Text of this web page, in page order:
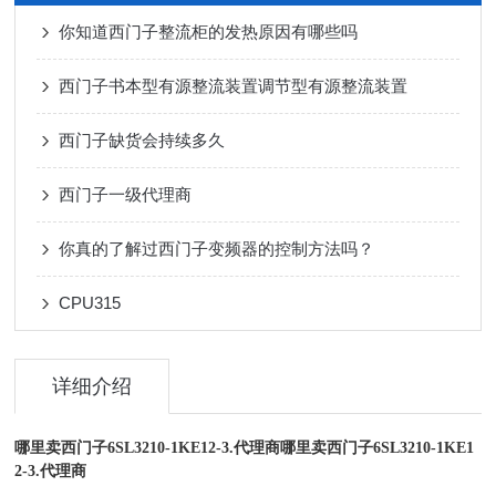
你知道西门子整流柜的发热原因有哪些吗
西门子书本型有源整流装置调节型有源整流装置
西门子缺货会持续多久
西门子一级代理商
你真的了解过西门子变频器的控制方法吗？
CPU315
详细介绍
哪里卖西门子6SL3210-1KE12-3.代理商哪里卖西门子6SL3210-1KE1
2-3.代理商